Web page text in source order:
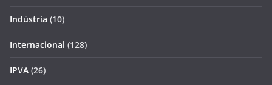
Indústria (10)
Internacional (128)
IPVA (26)